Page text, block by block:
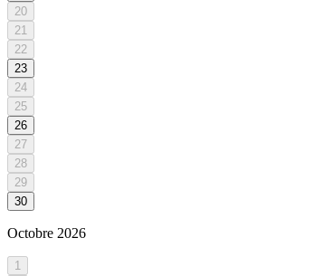
20
21
22
23
24
25
26
27
28
29
30
Octobre 2026
1